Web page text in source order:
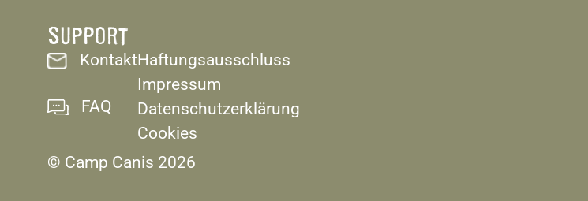
SUPPORT
Kontakt
FAQ
Haftungsausschluss
Impressum
Datenschutzerklärung
Cookies
© Camp Canis 2026